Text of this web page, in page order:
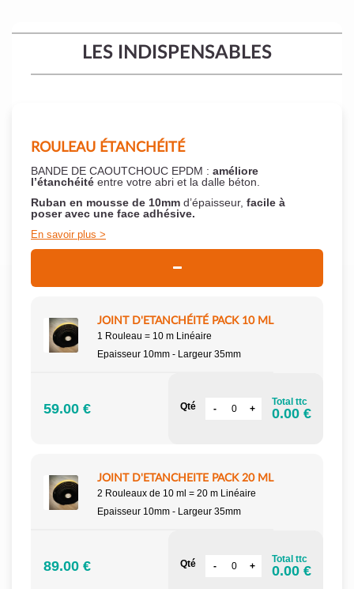
LES INDISPENSABLES
ROULEAU ÉTANCHÉITÉ
BANDE DE CAOUTCHOUC EPDM : améliore
l’étanchéité entre votre abri et la dalle béton.
Ruban en mousse de 10mm d’épaisseur, facile à
poser avec une face adhésive.
En savoir plus
JOINT D'ETANCHÉITÉ PACK 10 ML
1 Rouleau = 10 m Linéaire
Epaisseur 10mm - Largeur 35mm
59.00 € Qté Total ttc
0.00 €
JOINT D'ETANCHEITE PACK 20 ML
2 Rouleaux de 10 ml = 20 m Linéaire
Epaisseur 10mm - Largeur 35mm
89.00 € Qté Total ttc
0.00 €